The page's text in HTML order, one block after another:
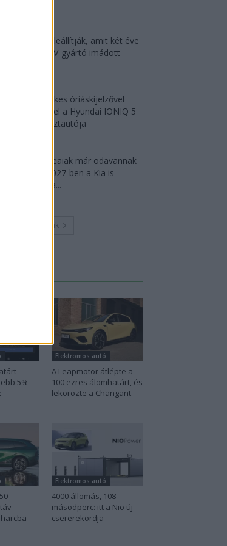
A kínaiak leállítják, amit két éve
minden EV-gyártó imádott
18 hüvelykes óriáskijelzővel
bukkant fel a Hyundai IONIQ 5
titkos tesztautója
A dél-koreaiak már odavannak
érte — 2027-ben a Kia is
megkapja...
Továbbiak
5%
Elektromos autó
A Leapmotor átlépte a
100 ezres álomhatárt, és
lekörözte a Changant
–
Elektromos autó
4000 állomás, 108
másodperc: itt a Nio új
csererekordja